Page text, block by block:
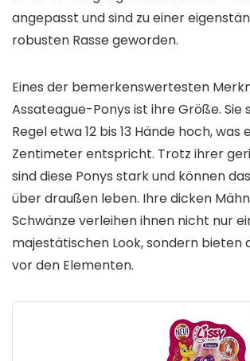
angepasst und sind zu einer
robusten Rasse geworden.
Eines der bemerkenswertesten
Assateague-Ponys ist ihre Größe. Sie
Regel etwa 12 bis 13 Hände hoch, was
Zentimeter entspricht. Trotz ihrer
sind diese Ponys stark und können
über draußen leben. Ihre dicken
Schwänze verleihen ihnen nicht nur
majestätischen Look, sondern bieten
vor den Elementen.